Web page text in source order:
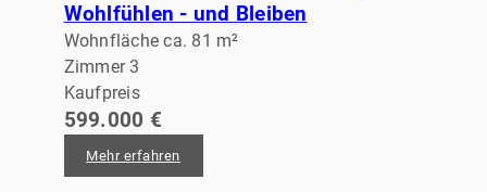
Wohlfühlen - und Bleiben
Wohnfläche ca. 81 m²
Zimmer 3
Kaufpreis
599.000 €
Mehr erfahren